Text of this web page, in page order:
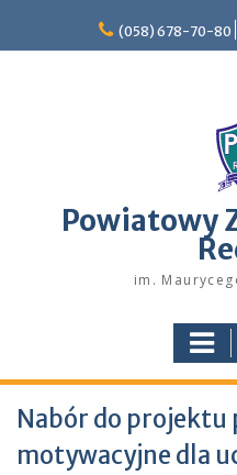
content
(058) 678-70-80
Powiatowy
im.
Nabór do projektu
motywacyjne dla